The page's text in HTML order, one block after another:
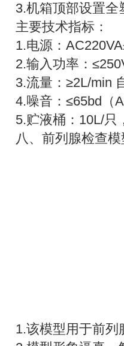
3.机箱顶部设置全
主要技术指标：
1.电源：
2.输入功率：
3.流量：≥2L/min
4.噪音：≤65bd（
5.贮液桶：10L/只
八、 前列腺检查模
1.该模型用于前